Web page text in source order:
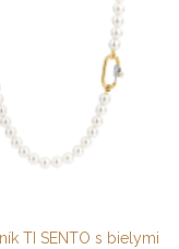
TI SENTO s bielymi